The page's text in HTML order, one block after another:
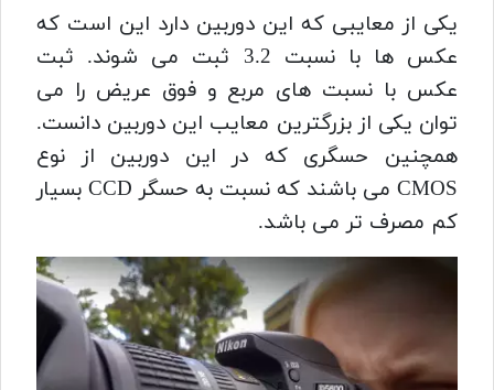
یکی از معایبی که این دوربین دارد این است که
عکس ها با نسبت 3.2 ثبت می شوند. ثبت
عکس با نسبت های مربع و فوق عریض را می
توان یکی از بزرگترین معایب این دوربین دانست.
همچنین حسگری که در این دوربین از نوع
CMOS می باشند که نسبت به حسگر CCD بسیار
کم مصرف تر می باشد.